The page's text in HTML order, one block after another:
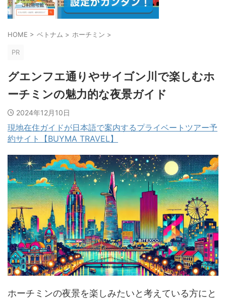
HOME > ベトナム > ホーチミン >
PR
グエンフエ通りやサイゴン川で楽しむホ
ーチミンの魅力的な夜景ガイド
2024年12月10日
現地在住ガイドが日本語で案内するプライベートツアー予
約サイト【BUYMA TRAVEL】
ホーチミンの夜景を楽しみたいと考えている方にと